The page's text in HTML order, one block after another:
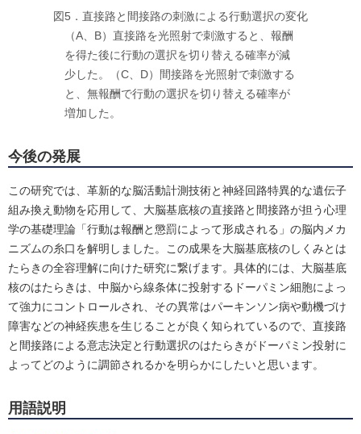
図5．直接路と間接路の刺激による行動選択の変化
（A、B）直接路を光照射で刺激すると、報酬
を得た後に行動の選択を切り替える確率が減
少した。（C、D）間接路を光照射で刺激する
と、無報酬で行動の選択を切り替える確率が
増加した。
今後の発展
この研究では、革新的な脳活動計測技術と神経回路特異的な遺伝子
組み換え動物を応用して、大脳基底核の直接路と間接路が担う心理
学の基礎理論「行動は報酬と懲罰によって形成される」の脳内メカ
ニズムの糸口を解明しました。この成果を大脳基底核のしくみとは
たらきの全容理解に向けた研究に繋げます。具体的には、大脳基底
核のはたらきは、中脳から線条体に投射するドーパミン細胞によっ
て強力にコントロールされ、その異常はパーキンソン病や動機づけ
障害などの神経疾患を生じることが良く知られているので、直接路
と間接路による意志決定と行動選択のはたらきがドーパミン投射に
よってどのように調節されるかを明らかにしたいと思います。
用語説明